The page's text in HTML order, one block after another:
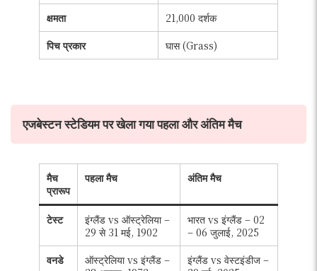
क्षमता
21,000 दर्शक
पिच प्रकार
घास (Grass)
एजबेस्टन स्टेडियम पर खेला गया पहला और अंतिम मैच
मैच
प्रारूप
पहला मैच अंतिम मैच
टेस्ट
इंग्लैंड vs ऑस्ट्रेलिया –
29 से 31 मई, 1902
भारत vs इंग्लैंड – 02
– 06 जुलाई, 2025
वनडे
ऑस्ट्रेलिया vs इंग्लैंड –
इंग्लैंड vs वेस्टइंडीज –